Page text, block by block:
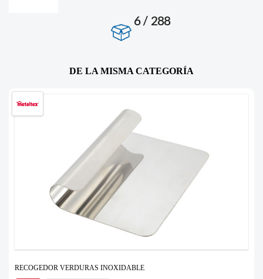
6 / 288
DE LA MISMA CATEGORÍA
RECOGEDOR VERDURAS INOXIDABLE